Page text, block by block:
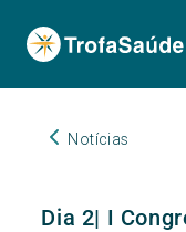
Notícias
Dia 2| I